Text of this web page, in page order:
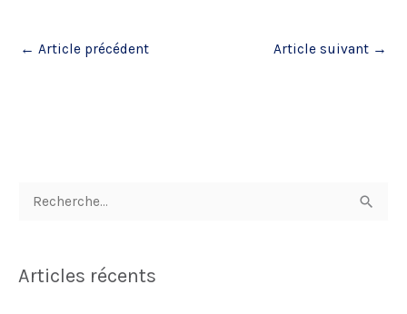
← Article précédent Article suivant →
h
Articles récents